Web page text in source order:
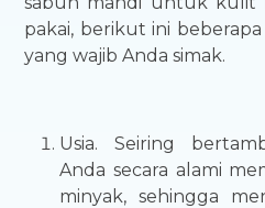
pakai, berikut ini
yang wajib Anda simak.
Usia. Seiring
Anda secara alami
minyak, sehingga